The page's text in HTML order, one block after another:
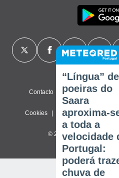
Contacto Sobre nós FAQ
Cookies Política de
© 2026 Meteored. Todos
“Língua” de
poeiras do
Saara
aproxima-
a toda a
velocidade
Portugal:
poderá
chuva de